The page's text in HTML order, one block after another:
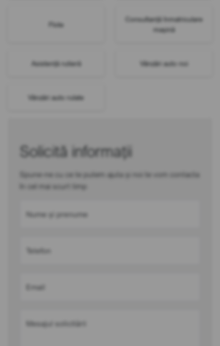
Flote
Consultanță înmatriculare
mașină
Asistență rutieră Vânzări auto noi
Vânzări auto rulate
Solicită informații
Spune-ne cu ce te putem ajuta și noi te vom contacta
în cel mai scurt timp
Nume și prenume
Telefon
Email
Mesajul solicitării